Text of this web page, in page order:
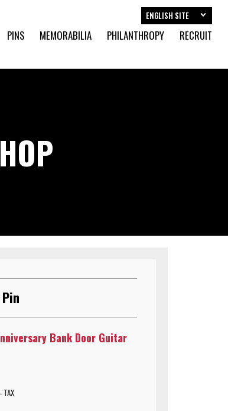
PINS MEMORABILIA PHILANTHROPY RECRUIT
ENGLISH SITE
Bank Door Guitar